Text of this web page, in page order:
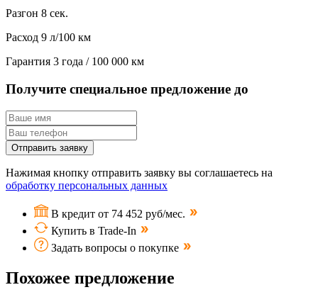
Разгон 8 сек.
Расход 9 л/100 км
Гарантия 3 года / 100 000 км
Получите специальное предложение до
Отправить заявку
Нажимая кнопку отправить заявку вы соглашаетесь на
обработку персональных данных
В кредит от 74 452 руб/мес.
Купить в Trade-In
Задать вопросы о покупке
Похожее предложение